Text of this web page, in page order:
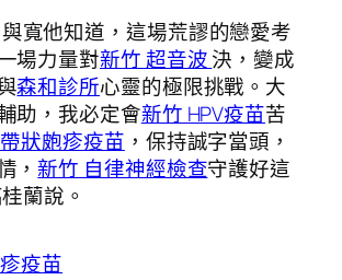
寬他知道，這場荒謬的戀愛考
場力量對新竹 超音波決，變成
森和診所心靈的極限挑戰。大
助，我必定會新竹 HPV疫苗苦
狀皰疹疫苗 ，保持誠字當頭，
，新竹 自律神經檢查守護好這
蘭說。
疫苗